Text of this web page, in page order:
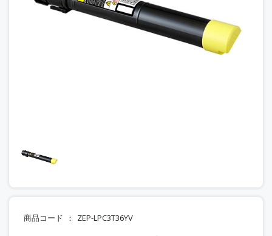
商品コード ZEP-LPC3T36YV